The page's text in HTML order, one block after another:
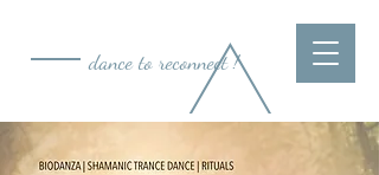
dance to reconnect !